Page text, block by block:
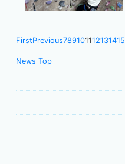
FirstPrevious789101112131415
News Top